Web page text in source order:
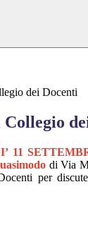
dei Docenti
Collegio
11
di Via
per